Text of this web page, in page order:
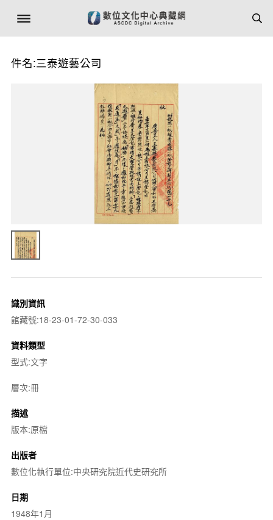
件名:三泰遊藝公司
識別資訊
館藏號:18-23-01-72-30-033
資料類型
型式:文字
層次:冊
描述
版本:原檔
出版者
數位化執行單位:中央研究院近代史研究所
日期
1948年1月